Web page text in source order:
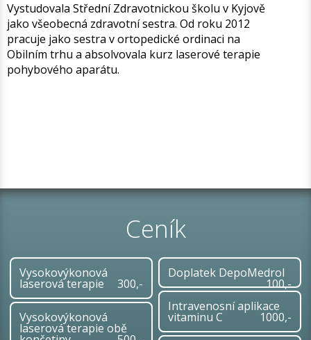
Vystudovala Střední Zdravotnickou školu v Kyjově
jako všeobecná zdravotní sestra. Od roku 2012
pracuje jako sestra v ortopedické ordinaci na
Obilním trhu a absolvovala kurz laserové terapie
pohybového aparátu.
Ceník
Vysokovýkonová
laserová terapie 300,-
Vysokovýkonová
laserová terapie obě
Doplatek DepoMedrol
100,-
Intravenosní aplikace
vitaminu C 1000,-